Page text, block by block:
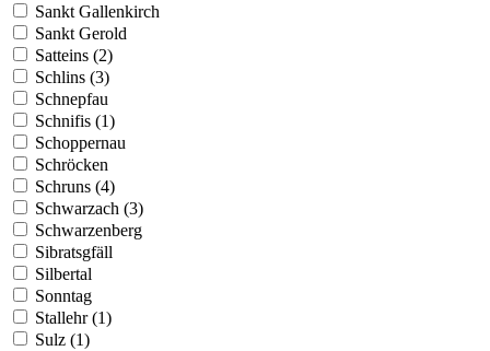
Sankt Gallenkirch
Sankt Gerold
Satteins (2)
Schlins (3)
Schnepfau
Schnifis (1)
Schoppernau
Schröcken
Schruns (4)
Schwarzach (3)
Schwarzenberg
Sibratsgfäll
Silbertal
Sonntag
Stallehr (1)
Sulz (1)